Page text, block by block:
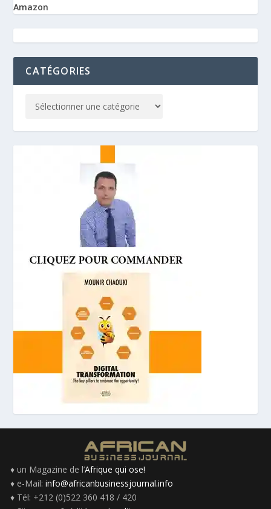
Amazon
CATÉGORIES
♦ un Magazine de l’Afrique qui ose!
♦ e-Mail: info@africanbusinessjournal.info
♦ Tél: +212 (0)522 360 418 / 420